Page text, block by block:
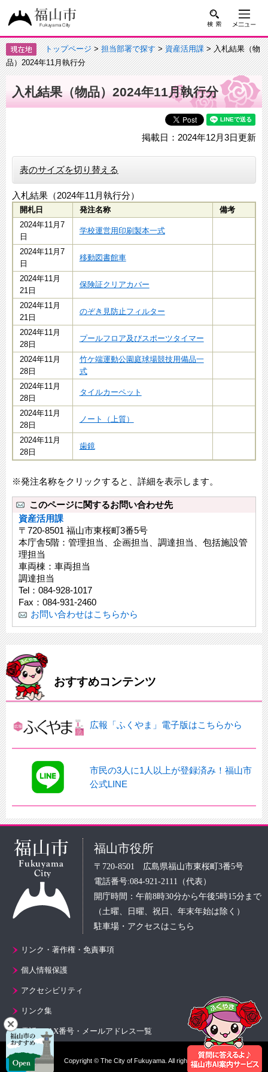
トップページ>担当部署で探す>資産活用課> 入札結果（物
品）2024年11月執行分
入札結果（物品）2024年11月執行分
掲載日：2024年12月3日更新
表のサイズを切り替える
入札結果（2024年11月執行分）
開札日 発注名称
備考
​2024年11月7
日
学校運営用印刷製本一式
​2024年11月7
日
移動図書館車
2024年11月
21日
保険証クリアカバー
2024年11月
21日
のぞき見防止フィルター
2024年11月
28日
プールフロア及びスポーツタイマー
2024年11月
28日
竹ケ端運動公園庭球場競技用備品一
式
2024年11月
28日
タイルカーペット
2024年11月
28日
ノート（上質）
2024年11月
28日
歯鏡
※発注名称をクリックすると、詳細を表示します。
このページに関するお問い合わせ先
資産活用課
〒720-8501 福山市東桜町3番5号
本庁舎5階：管理担当、企画担当、調達担当、包括施設管
理担当
車両棟：車両担当
調達担当
Tel：084-928-1017
Fax：084-931-2460
お問い合わせはこちらから
おすすめコンテンツ
広報「ふくやま」電子版はこちらから
市民の3人に1人以上が登録済み！福山市
公式LINE
福山市役所
〒720-8501 広島県福山市東桜町3番5号
電話番号:084-921-2111（代表）
開庁時間：午前8時30分から午後5時15分まで
（土曜、日曜、祝日、年末年始は除く）
駐車場・アクセスはこちら
リンク・著作権・免責事項
個人情報保護
アクセシビリティ
リンク集
電話・FAX番号・メールアドレス一覧
Copyright © The City of Fukuyama. All rights reserved.